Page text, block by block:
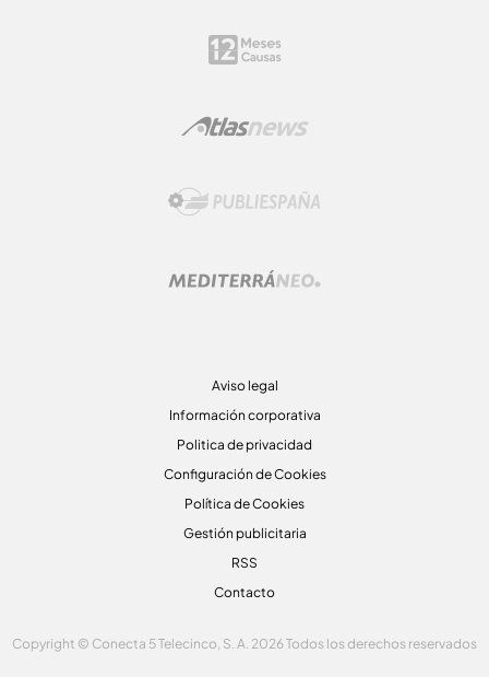
Aviso legal
Información corporativa
Politica de privacidad
Configuración de Cookies
Política de Cookies
Gestión publicitaria
RSS
Contacto
Copyright © Conecta 5 Telecinco, S. A. 2026 Todos los derechos reservados